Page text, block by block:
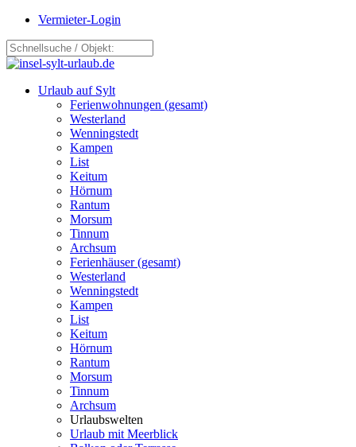
Vermieter-Login
Urlaub auf Sylt
Ferienwohnungen (gesamt)
Westerland
Wenningstedt
Kampen
List
Keitum
Hörnum
Rantum
Morsum
Tinnum
Archsum
Ferienhäuser (gesamt)
Westerland
Wenningstedt
Kampen
List
Keitum
Hörnum
Rantum
Morsum
Tinnum
Archsum
Urlaubswelten
Urlaub mit Meerblick